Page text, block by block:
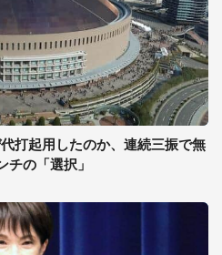
打起用したのか、連続三振で無
の「選択」